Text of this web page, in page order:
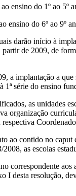
ensino do 1º ao 5º
ensino do 6º ao 9º
darão início à
de 2009, de
a implantação a
1ª série do ensino
as unidades
organização
ao contido no
as escolas
correspondente aos
I desta resolução,